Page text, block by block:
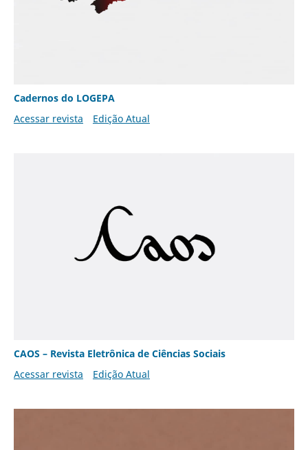
Cadernos do LOGEPA
Acessar revista
Edição Atual
CAOS – Revista Eletrônica de Ciências Sociais
Acessar revista
Edição Atual